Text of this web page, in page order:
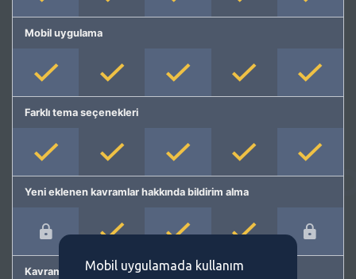
Mobil uygulama
Farklı tema seçenekleri
Yeni eklenen kavramlar hakkında bildirim alma
Kavram önermeMobil uygulamada kullanım